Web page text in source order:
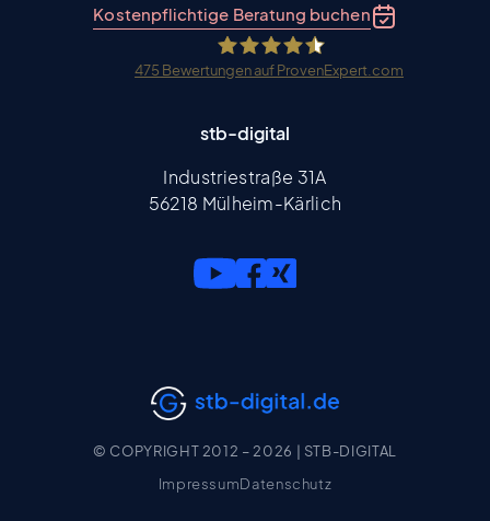
stb-digital
Industriestraße 31A
56218 Mülheim-Kärlich
Kostenpflichtige Beratung buchen
475 Bewertungen auf ProvenExpert.com
© COPYRIGHT 2012 – 2026 | STB-DIGITAL
ImpressumDatenschutz